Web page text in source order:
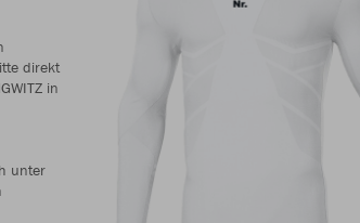
direkt
in
unter